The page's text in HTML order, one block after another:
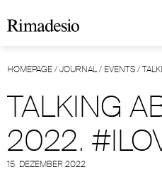
HOMEPAGE/JOURNAL/ EVENTS/
TALKING
2022.
15. DEZEMBER 2022